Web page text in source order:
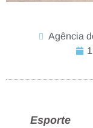
Agência
Esporte